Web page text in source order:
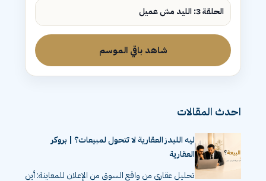
الحلقة 3: الليد مش عميل
شاهد باقي الموسم
احدث المقالات
ليه الليدز العقارية لا تتحول لمبيعات؟ | بروكر
العقارية
تحليل عقاري من واقع السوق من الإعلان للمعاينة: أين